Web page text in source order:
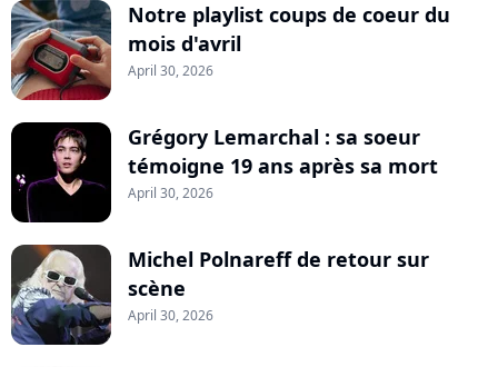
Notre playlist coups de coeur du
mois d'avril
April 30, 2026
Grégory Lemarchal : sa soeur
témoigne 19 ans après sa mort
April 30, 2026
Michel Polnareff de retour sur
scène
April 30, 2026